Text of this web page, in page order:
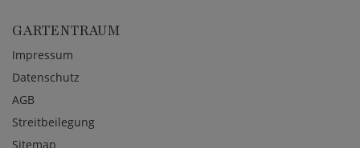
GARTENTRAUM
Impressum
Datenschutz
AGB
Streitbeilegung
Sitemap